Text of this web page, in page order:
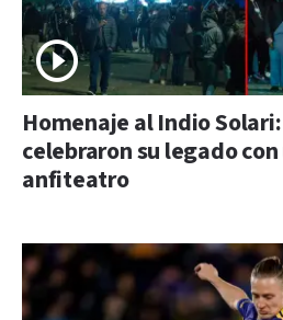
Homenaje al Indio
celebraron su legado
anfiteatro